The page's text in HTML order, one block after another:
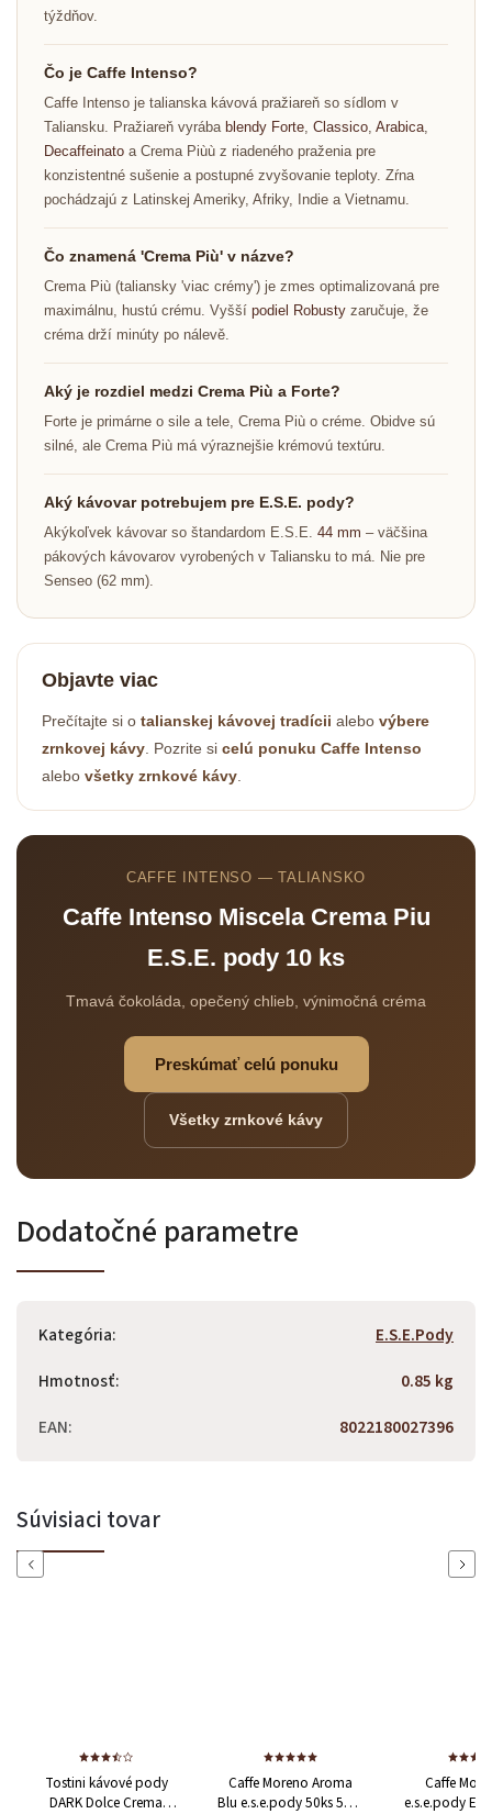
týždňov.
Čo je Caffe Intenso?
Caffe Intenso je talianska kávová pražiareň so sídlom v
Taliansku. Pražiareň vyrába blendy Forte, Classico, Arabica,
Decaffeinato a Crema Piùù z riadeného praženia pre
konzistentné sušenie a postupné zvyšovanie teploty. Zŕna
pochádzajú z Latinskej Ameriky, Afriky, Indie a Vietnamu.
Čo znamená 'Crema Più' v názve?
Crema Più (taliansky 'viac crémy') je zmes optimalizovaná pre
maximálnu, hustú crému. Vyšší podiel Robusty zaručuje, že
créma drží minúty po nálevě.
Aký je rozdiel medzi Crema Più a Forte?
Forte je primárne o sile a tele, Crema Più o créme. Obidve sú
silné, ale Crema Più má výraznejšie krémovú textúru.
Aký kávovar potrebujem pre E.S.E. pody?
Akýkoľvek kávovar so štandardom E.S.E. 44 mm – väčšina
pákových kávovarov vyrobených v Taliansku to má. Nie pre
Senseo (62 mm).
Objavte viac
Prečítajte si o talianskej kávovej tradícii alebo výbere
zrnkovej kávy . Pozrite si celú ponuku Caffe Intenso
alebo všetky zrnkové kávy
CAFFE INTENSO — TALIANSKO
Caffe Intenso Miscela Crema Piu
E.S.E. pody 10 ks
Tmavá čokoláda, opečený chlieb, výnimočná créma
Preskúmať celú ponuku
Všetky zrnkové kávy
Dodatočné parametre
Kategória:
E.S.E.Pody
Hmotnosť:
0.85 kg
EAN: 8022180027396
Súvisiaci tovar
Previous
Tostini kávové pody
DARK Dolce Crema
Caffe Moreno Aroma
Blu e.s.e.pody 50ks50%
Caffe Moreno
e.s.e.pody
Next
Odoslať
Powered by chaterimo